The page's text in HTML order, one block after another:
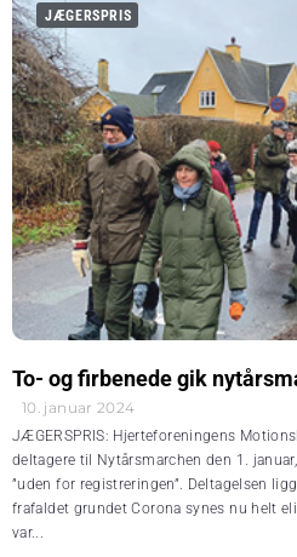
JÆGERSPRIS
To- og firbenede gik
10. januar 2024
JÆGERSPRIS: Hjerteforeningens
deltagere til Nytårsmarchen den 1.
”uden for registreringen”. Deltagelsen
frafaldet grundet Corona synes nu helt
var...